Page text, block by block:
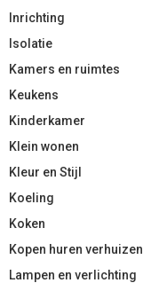
Inrichting
Isolatie
Kamers en ruimtes
Keukens
Kinderkamer
Klein wonen
Kleur en Stijl
Koeling
Koken
Kopen huren verhuizen
Lampen en verlichting